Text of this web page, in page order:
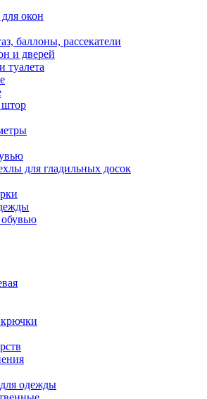
окон
баллоны, рассекатели
и дверей
туалета
для гладильных досок
обувью
одежды